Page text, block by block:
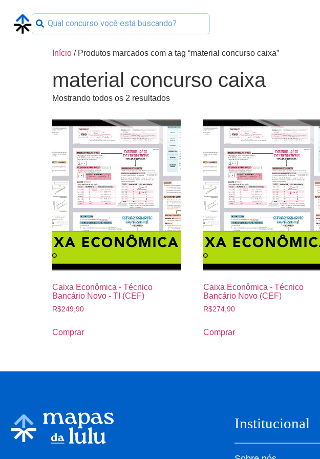
Início / Produtos marcados com a tag “material concurso caixa”
material concurso caixa
Mostrando todos os 2 resultados
Caixa Econômica - Técnico
Bancário Novo - TI (CEF)
R$249,90
Comprar
Caixa Econômica - Técnico
Bancário Novo (CEF)
R$274,90
Comprar
Institucional